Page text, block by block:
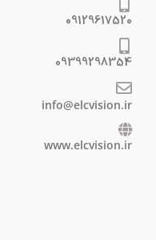
09129617520
09399298354
info@elcvision.ir
www.elcvision.ir